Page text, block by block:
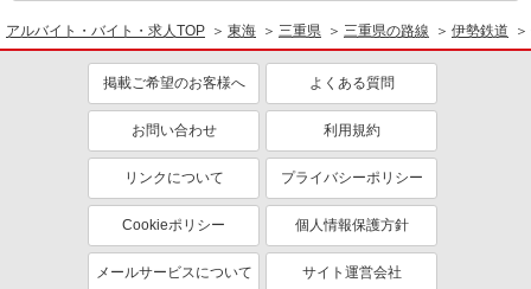
アルバイト・バイト・求人TOP 東海 三重県 三重県の路線 伊勢鉄道
掲載ご希望のお客様へ よくある質問
お問い合わせ 利用規約
リンクについて プライバシーポリシー
Cookieポリシー 個人情報保護方針
メールサービスについて サイト運営会社